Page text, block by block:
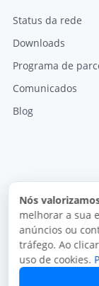
Status da rede
Downloads
Programa de
Comunicados
Blog
Nós
melhorar a sua
anúncios ou
tráfego. Ao
uso de cookies.